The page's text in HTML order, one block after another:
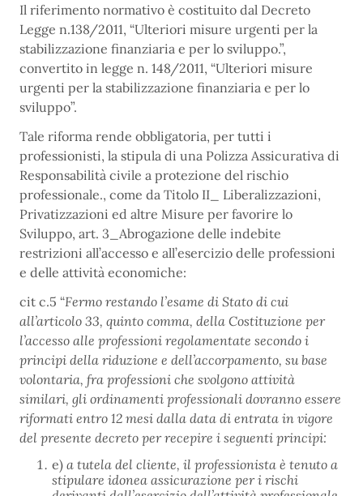
Il riferimento normativo è costituito dal Decreto
Legge n.138/2011, “Ulteriori misure urgenti per la
stabilizzazione finanziaria e per lo sviluppo.”,
convertito in legge n. 148/2011, “Ulteriori misure
urgenti per la stabilizzazione finanziaria e per lo
sviluppo”.
Tale riforma rende obbligatoria, per tutti i
professionisti, la stipula di una Polizza Assicurativa di
Responsabilità civile a protezione del rischio
professionale., come da Titolo II_ Liberalizzazioni,
Privatizzazioni ed altre Misure per favorire lo
Sviluppo, art. 3_Abrogazione delle indebite
restrizioni all’accesso e all’esercizio delle professioni
e delle attività economiche:
cit c.5 “Fermo restando l’esame di Stato di cui
all’articolo 33, quinto comma, della Costituzione per
l’accesso alle professioni regolamentate secondo i
principi della riduzione e dell’accorpamento, su base
volontaria, fra professioni che svolgono attività
similari, gli ordinamenti professionali dovranno essere
riformati entro 12 mesi dalla data di entrata in vigore
del presente decreto per recepire i seguenti principi:
e) a tutela del cliente, il professionista è tenuto a
stipulare idonea assicurazione per i rischi